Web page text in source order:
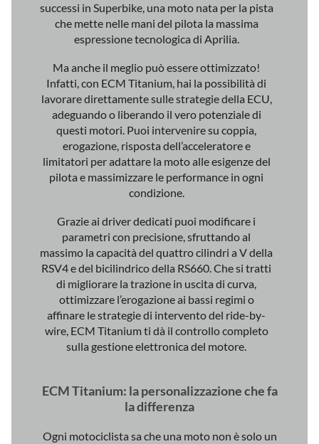
successi in Superbike, una moto nata per la pista
che mette nelle mani del pilota la massima
espressione tecnologica di Aprilia.
Ma anche il meglio può essere ottimizzato!
Infatti, con ECM Titanium, hai la possibilità di
lavorare direttamente sulle strategie della ECU,
adeguando o liberando il vero potenziale di
questi motori. Puoi intervenire su coppia,
erogazione, risposta dell’acceleratore e
limitatori per adattare la moto alle esigenze del
pilota e massimizzare le performance in ogni
condizione.
Grazie ai driver dedicati puoi modificare i
parametri con precisione, sfruttando al
massimo la capacità del quattro cilindri a V della
RSV4 e del bicilindrico della RS660. Che si tratti
di migliorare la trazione in uscita di curva,
ottimizzare l’erogazione ai bassi regimi o
affinare le strategie di intervento del ride-by-
wire, ECM Titanium ti dà il controllo completo
sulla gestione elettronica del motore.
ECM Titanium: la personalizzazione che fa
la differenza
Ogni motociclista sa che una moto non è solo un